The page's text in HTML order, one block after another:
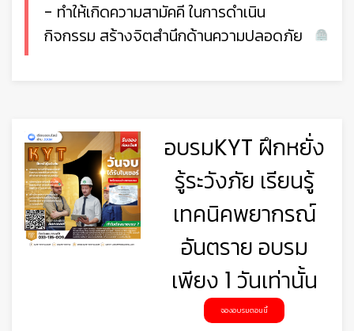
- ทำให้เกิดความสามัคคี ในการดำเนิน
กิจกรรม สร้างจิตสำนึกด้านความปลอดภัย
อบรมKYT ฝึกหยั่ง
รู้ระวังภัย เรียนรู้
เทคนิคพยากรณ์
อันตราย อบรม
เพียง 1 วันเท่านั้น
จองอบรมตอนนี้